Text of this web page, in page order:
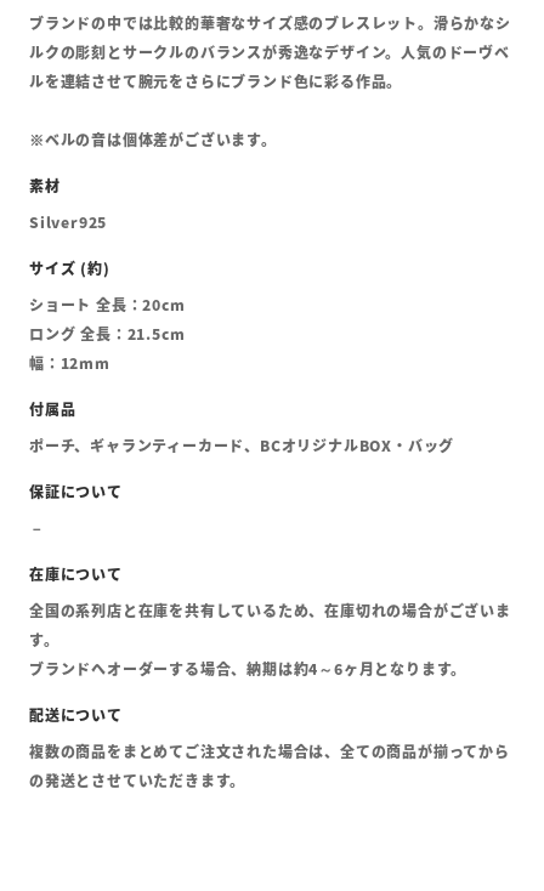
ブランドの中では比較的華奢なサイズ感のブレスレット。滑らかなシ
ルクの彫刻とサークルのバランスが秀逸なデザイン。人気のドーヴベ
ルを連結させて腕元をさらにブランド色に彩る作品。
※ベルの音は個体差がございます。
Silver925
ショート 全長：20cm
ロング 全長：21.5cm
幅：12mm
ポーチ、ギャランティーカード、BCオリジナルBOX・バッグ
全国の系列店と在庫を共有しているため、在庫切れの場合がございま
す。
ブランドへオーダーする場合、納期は約4～6ヶ月となります。
複数の商品をまとめてご注文された場合は、全ての商品が揃ってから
の発送とさせていただきます。